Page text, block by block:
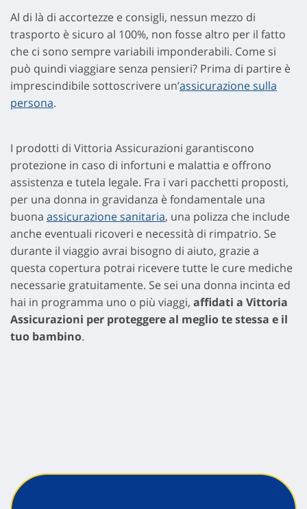
Al di là di accortezze e consigli, nessun mezzo di
trasporto è sicuro al 100%, non fosse altro per il fatto
che ci sono sempre variabili imponderabili. Come si
può quindi viaggiare senza pensieri? Prima di partire è
imprescindibile sottoscrivere un’assicurazione sulla
persona.
I prodotti di Vittoria Assicurazioni garantiscono
protezione in caso di infortuni e malattia e offrono
assistenza e tutela legale. Fra i vari pacchetti proposti,
per una donna in gravidanza è fondamentale una
buona assicurazione sanitaria, una polizza che include
anche eventuali ricoveri e necessità di rimpatrio. Se
durante il viaggio avrai bisogno di aiuto, grazie a
questa copertura potrai ricevere tutte le cure mediche
necessarie gratuitamente. Se sei una donna incinta ed
hai in programma uno o più viaggi, affidati a Vittoria
Assicurazioni per proteggere al meglio te stessa e il
tuo bambino.